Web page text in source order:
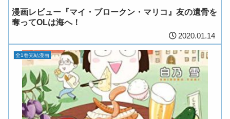
漫画レビュー『マイ・ブロークン・マリコ』友の遺骨を
奪ってOLは海へ！
2020.01.14
全1巻完結漫画